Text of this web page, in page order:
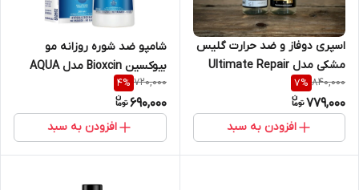
اسپری دوفاز و ضد حرارت گلیس
مشکی مدل Ultimate Repair
مناسب موی بسیار آسیب دیده و
Serum Ultimate repair
840,000
7%
779,000
افزودن به سبد
شامپو ضد شوره روزانه مو
بیوکسین Bioxcin مدل AQUA
THERMAL حجم 200 میلی لیتر
720,000
4%
690,000
افزودن به سبد